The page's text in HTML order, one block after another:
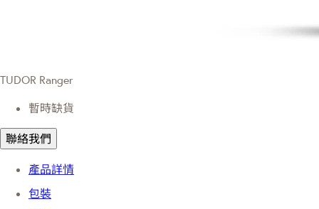
TUDOR Ranger
暫時缺貨
聯絡我們
產品詳情
包裝